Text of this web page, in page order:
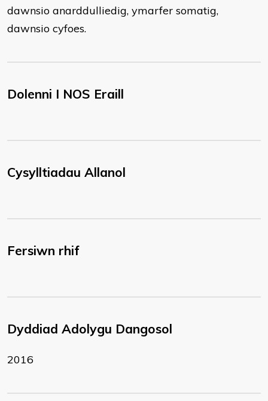
dawnsio anarddulliedig, ymarfer somatig,
dawnsio cyfoes.
Dolenni I NOS Eraill
Cysylltiadau Allanol
Fersiwn rhif
Dyddiad Adolygu Dangosol
2016